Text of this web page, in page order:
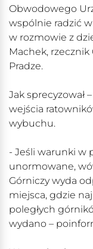
Obwodowego
wspólnie radzić
w rozmowie z
Machek,
Pradze.
Jak sprecyzował
wejścia
wybuchu.
- Jeśli warunki w
unormowane,
Górniczy wyda
miejsca, gdzie
poległych
wydano –